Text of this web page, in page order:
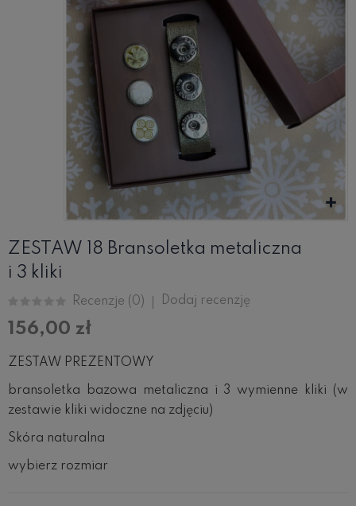
ZESTAW 18 Bransoletka metaliczna
i 3 kliki
Recenzje (0) Dodaj recenzję
156,00 zł
ZESTAW PREZENTOWY
bransoletka bazowa metaliczna i 3 wymienne kliki (w
zestawie kliki widoczne na zdjęciu)
Skóra naturalna
wybierz rozmiar